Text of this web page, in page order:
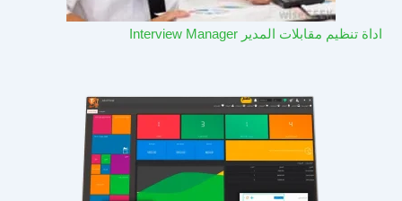
اداة تنظيم مقابلات المدير Interview Manager